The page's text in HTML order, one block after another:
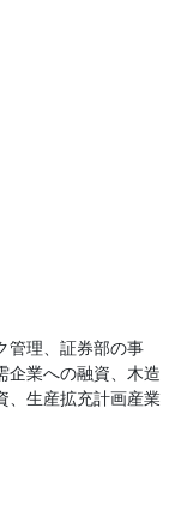
管理、証券部の事
企業への融資、木造
、生産拡充計画産業